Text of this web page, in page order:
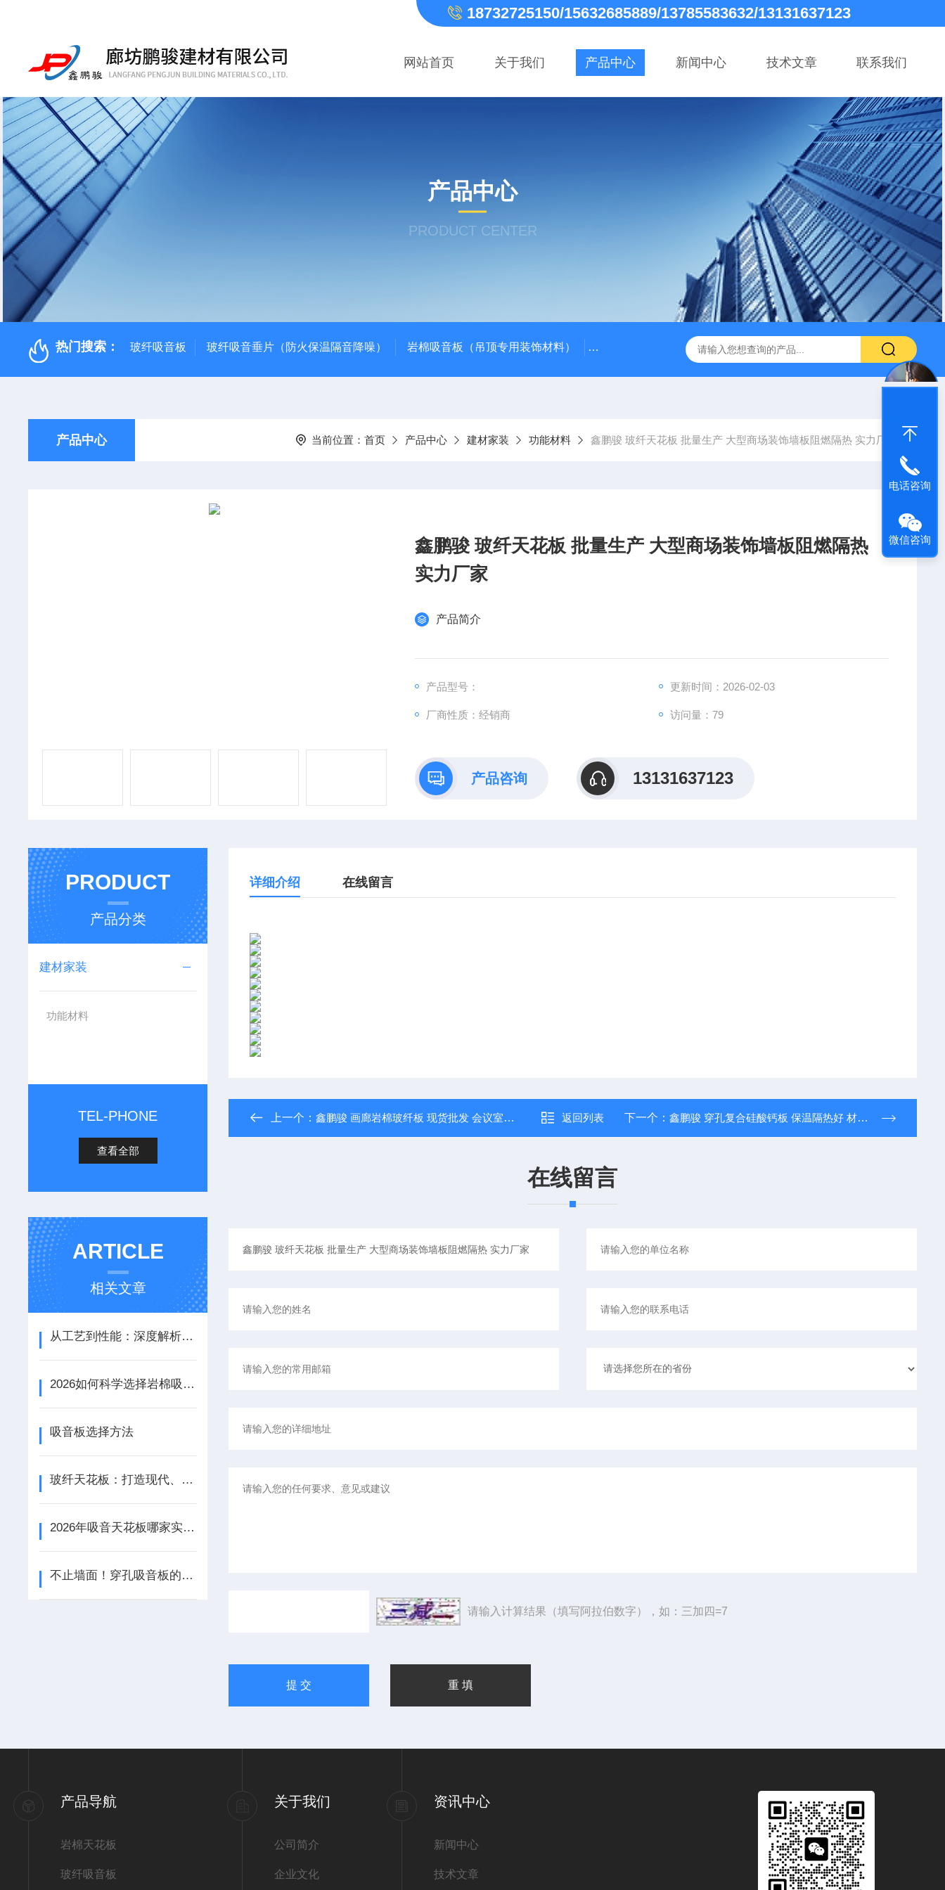
18732725150/15632685889/13785583632/13131637123
网站首页 关于我们 产品中心 新闻中心 技术文章 联系我们
产品中心
PRODUCT CENTER
热门搜索： 玻纤吸音板 玻纤吸音垂片（防火保温隔音降噪） 岩棉吸音板（吊顶专用装饰材料） 600*600 600*1200鑫鹏骏 岩棉天花板 防火抗下陷 吸音吊顶 玻纤
产品中心 当前位置： 首页 产品中心 建材家装 功能材料 鑫鹏骏 玻纤天花板 批量生产 大型商场装饰墙板阻燃隔热 实力厂家
鑫鹏骏 玻纤天花板 批量生产 大型商场装饰墙板阻燃隔热
实力厂家
产品简介
产品型号： 更新时间：2026-02-03
厂商性质：经销商 访问量：79
产品咨询 13131637123
PRODUCT
产品分类
建材家装
功能材料
TEL-PHONE
查看全部
ARTICLE
相关文章
从工艺到性能：深度解析铝天花吸音板的结构优势与应用场景
2026如何科学选择岩棉吸音板：性能参数、安装工艺与场景适配
吸音板选择方法
玻纤天花板：打造现代、美观与实用的室内空间
2026年吸音天花板哪家实力强？鹏骏源头工厂揭秘：A级防火与降噪实测数据
不止墙面！穿孔吸音板的隐藏应用版图，藏着多少降噪新可能？
详细介绍 在线留言
上一个：鑫鹏骏 画廊岩棉玻纤板 现货批发 会议室办公室吊顶材料 厂家直发 返回列表 下一个： 鑫鹏骏 穿孔复合硅酸钙板 保温隔热好 材质轻盈强度高 大量生产
在线留言
请输入计算结果（填写阿拉伯数字），如：三加四=7
产品导航
岩棉天花板
玻纤吸音板
关于我们
公司简介
企业文化
资讯中心
新闻中心
技术文章
电话咨询
微信咨询